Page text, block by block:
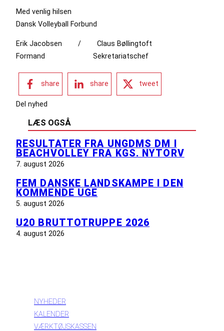
Med venlig hilsen
Dansk Volleyball Forbund
Erik Jacobsen / Claus Bøllingtoft
Formand Sekretariatschef
share share tweet
Del nyhed
LÆS OGSÅ
RESULTATER FRA UNGDMS DM I
BEACHVOLLEY FRA KGS. NYTORV
7. august 2026
FEM DANSKE LANDSKAMPE I DEN
KOMMENDE UGE
5. august 2026
U20 BRUTTOTRUPPE 2026
4. august 2026
NYHEDER
KALENDER
VÆRKTØJSKASSEN